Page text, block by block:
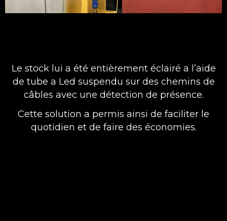
Le stock lui a été entièrement éclairé a l’aide
de tube a Led suspendu sur des chemins de
câbles avec une détection de présence.
Cette solution a permis ainsi de faciliter le
quotidien et de faire des économies.